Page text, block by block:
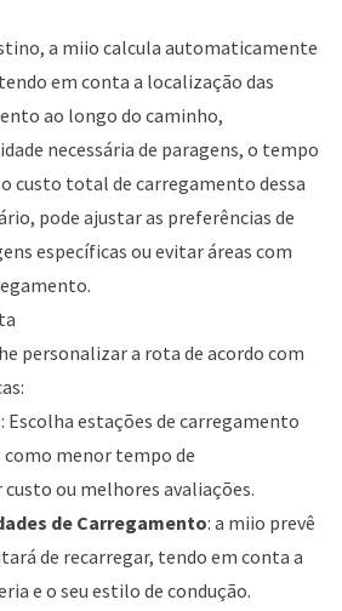
a miio calcula automaticamente
em conta a localização das
ao longo do caminho,
necessária de paragens, o tempo
custo total de carregamento dessa
pode ajustar as preferências de
específicas ou evitar áreas com
personalizar a rota de acordo com
: Escolha estações de carregamento
menor tempo de
ou melhores avaliações.
de Carregamento: a miio prevê
de recarregar, tendo em conta a
e o seu estilo de condução.